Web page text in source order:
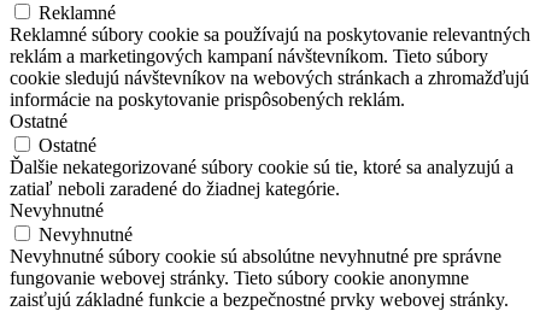
Reklamné
Reklamné súbory cookie sa používajú na poskytovanie relevantných
reklám a marketingových kampaní návštevníkom. Tieto súbory
cookie sledujú návštevníkov na webových stránkach a zhromažďujú
informácie na poskytovanie prispôsobených reklám.
Ostatné
Ostatné
Ďalšie nekategorizované súbory cookie sú tie, ktoré sa analyzujú a
zatiaľ neboli zaradené do žiadnej kategórie.
Nevyhnutné
Nevyhnutné
Nevyhnutné súbory cookie sú absolútne nevyhnutné pre správne
fungovanie webovej stránky. Tieto súbory cookie anonymne
zaisťujú základné funkcie a bezpečnostné prvky webovej stránky.